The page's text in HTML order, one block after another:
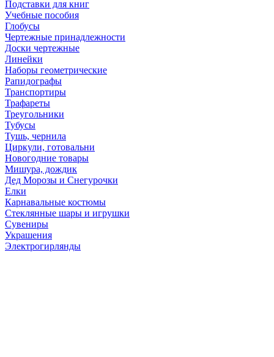
Подставки для книг
Учебные пособия
Глобусы
Чертежные принадлежности
Доски чертежные
Линейки
Наборы геометрические
Рапидографы
Транспортиры
Трафареты
Треугольники
Тубусы
Тушь, чернила
Циркули, готовальни
Новогодние товары
Мишура, дождик
Дед Морозы и Снегурочки
Елки
Карнавальные костюмы
Стеклянные шары и игрушки
Сувениры
Украшения
Электрогирлянды